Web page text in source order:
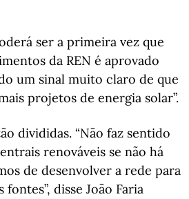
ser a primeira vez que
da REN é aprovado
um sinal muito claro de que
projetos de energia solar”.
divididas. “Não faz sentido
renováveis se não há
de desenvolver a rede para
disse João Faria